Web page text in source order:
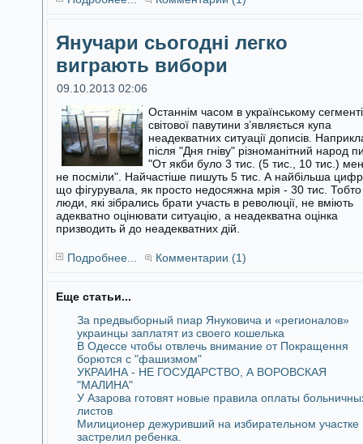
Янучари сьогодні легко
виграють вибори
09.10.2013 02:06
Останнім часом в українському сегменті
світової павутини з’являється купа
неадекватних ситуації дописів.
після "Дня гніву" різноманітний народ
"От якби було 3 тис. (5 тис., 10 тис.)
не посміли". Найчастіше пишуть 5 тис. А найбільша
що фігурувала, як просто недосяжна мрія - 30 тис. Тобто
люди, які зібрались брати участь в революції, не вміють
адекватно оцінювати ситуацію, а неадекватна оцінка
призводить й до неадекватних дій.
Подробнее... Комментарии (1)
Еще статьи...
За предвыборный пиар Януковича и «регионалов»
украинцы заплатят из своего кошелька
В Одессе чтобы отвлечь внимание от Покращення
борются с "фашизмом"
УКРАИНА - НЕ ГОСУДАРСТВО, А ВОРОВСКАЯ
"МАЛИНА"
У Азарова готовят новые правила оплаты
листов
Милиционер дежуривший на избирательном участке
застрелил ребенка.